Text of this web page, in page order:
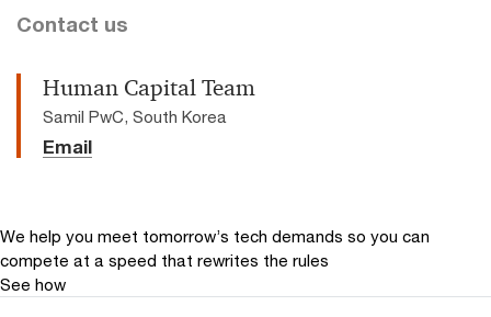
Contact us
Human Capital Team
Samil PwC, South Korea
Email
We help you meet tomorrow’s tech demands so you can
compete at a speed that rewrites the rules
See how